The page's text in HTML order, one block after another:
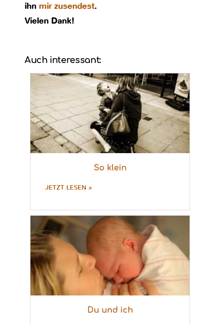
ihn mir zusendest.
Vielen Dank!
Auch interessant:
So klein
JETZT LESEN »
Du und ich